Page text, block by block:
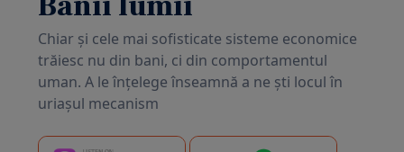
Chiar și cele mai sofisticate sisteme economice
trăiesc nu din bani, ci din comportamentul
uman. A le înțelege înseamnă a ne ști locul în
uriașul mecanism